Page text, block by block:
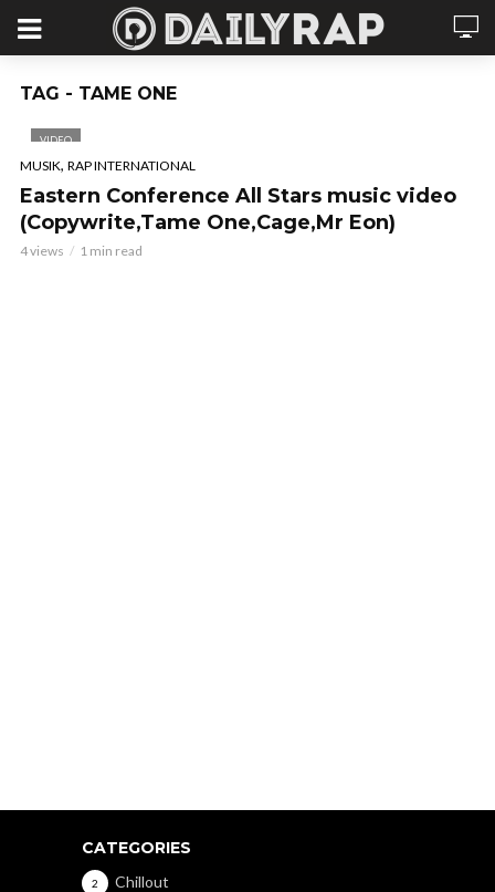
TAG - TAME ONE
VIDEO
MUSIK, RAP INTERNATIONAL
Eastern Conference All Stars music video
(Copywrite,Tame One,Cage,Mr Eon)
4 views 1 min read
CATEGORIES
Chillout
2